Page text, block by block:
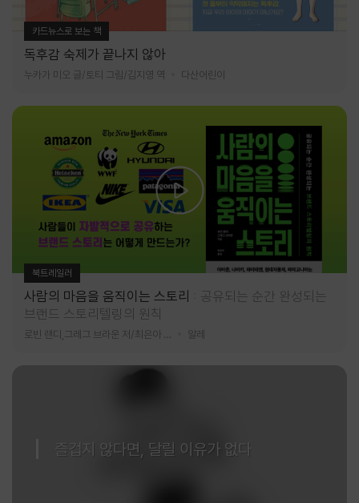
카드뉴스로 보는 책
독후감 숙제가 끝나지 않아
누카가 미오 글/토티 그림/김지영 역 다산어린이
북트레일러
사람의 마음을 움직이는 스토리
공유되는 순간 완성되는
브랜드 스토리텔링의 원칙
알레
즐겁지 않다면, 달릴 이유가 없다